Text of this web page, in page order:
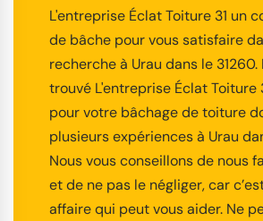
L'entreprise Éclat Toiture 31 un
de bâche pour vous satisfaire
recherche à Urau dans le 31260.
trouvé L'entreprise Éclat Toiture
pour votre bâchage de toiture
plusieurs expériences à Urau
Nous vous conseillons de nous
et de ne pas le négliger, car
affaire qui peut vous aider. Ne